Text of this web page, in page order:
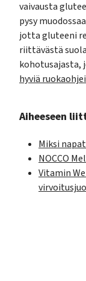
vaivausta
pysy
jotta gluteeni
riittävästä
kohotusajasta,
hyviä
Aiheeseen
Miksi
NOCCO
Vitamin